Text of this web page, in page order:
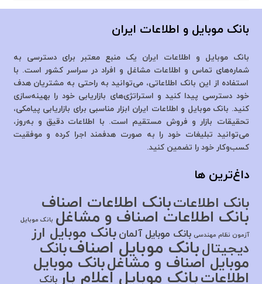
بانک موبایل و اطلاعات ایران
بانک موبایل و اطلاعات ایران یک منبع معتبر برای دسترسی به
شماره‌های تماس و اطلاعات مشاغل و افراد در سراسر کشور است. با
استفاده از این بانک اطلاعاتی، می‌توانید به راحتی به مشتریان هدف
خود دسترسی پیدا کنید و استراتژی‌های بازاریابی خود را بهینه‌سازی
کنید. بانک موبایل و اطلاعات ایران ابزار مناسبی برای بازاریابی پیامکی،
تحقیقات بازار و فروش مستقیم است. با اطلاعات دقیق و به‌روز،
می‌توانید تبلیغات خود را به صورت هدفمند اجرا کرده و موفقیت
کسب‌وکار خود را تضمین کنید.
داغ‌ترین ها
بانک اطلاعاتبانک اطلاعات اصناف
بانک اطلاعات اصناف و مشاغل بانک موبایل
آزمون نظام مهندسی بانک موبایل آلمان بانک موبایل ارز
دیجیتالبانک موبایل اصنافبانک
موبایل اصناف و مشاغلبانک موبایل
اطلاعاتبانک موبایل اعلام باربانک